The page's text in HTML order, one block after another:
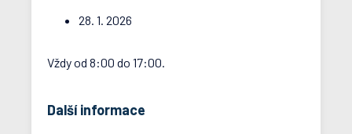
28. 1. 2026
Vždy od 8:00 do 17:00.
Další informace